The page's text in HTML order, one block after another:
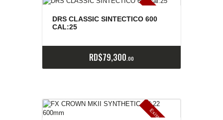
E
x
is
t
e
n
c
ia
s
a
g
o
t
a
d
a
s
DRS CLASSIC SINTECTICO 600
CAL:25
RD$79,300 00